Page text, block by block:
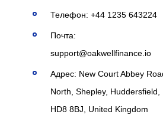
Телефон: +44 1235 643224
Почта:
support@oakwellfinance.io
Адрес: New Court Abbey
North, Shepley, Huddersfield,
HD8 8BJ, United Kingdom